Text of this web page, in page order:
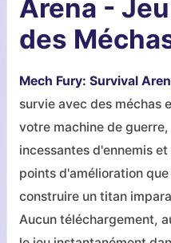
Arena -
des
Mech Fury: Survival
survie avec des méchas
votre machine de
incessantes d'ennemis
points d'amélioration
construire un titan
Aucun téléchargement,